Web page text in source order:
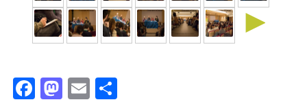
►
Facebook
Mastodon
Email